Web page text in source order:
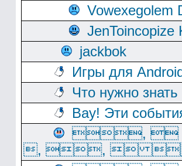
Vowexegolem
JenToincopize
jackbok
Игры для
Что нужно
Вау! Эти
,
, , 